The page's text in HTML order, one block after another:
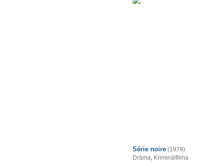
Série noire (1979)
Drāma, Kriminālfilma